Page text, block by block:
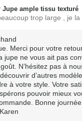
ample tissu texturé
trop large , je la
Merci pour votre
jupe ne vous ait pas
N’hésitez pas à
d’autres
à votre style. Votre
pouvoir mieux
Bonne